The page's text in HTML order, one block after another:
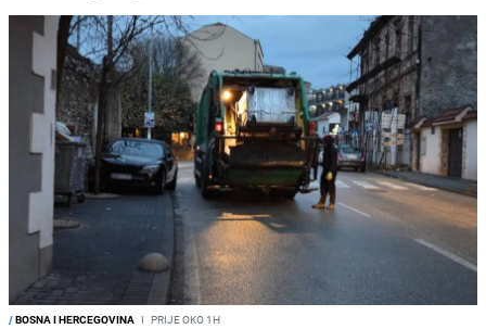
/BOSNA I HERCEGOVINA I PRIJE OKO 1H